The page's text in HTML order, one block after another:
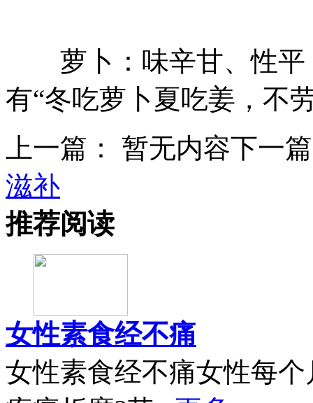
萝卜：味辛甘、性平
有“冬吃萝卜夏吃姜，不
上一篇： 暂无内容下一
滋补
推荐阅读
女性素食经不痛
女性素食经不痛女性每